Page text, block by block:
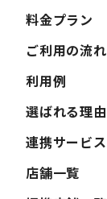
料金プラン
ご利用の流れ
利用例
選ばれる理由
連携サービス
店舗一覧